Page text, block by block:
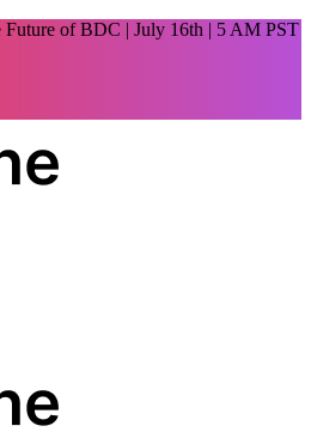
of BDC | July 16th | 5 AM PST